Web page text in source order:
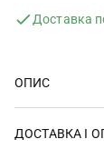
Доставка
ОПИС
ДОСТАВКА І